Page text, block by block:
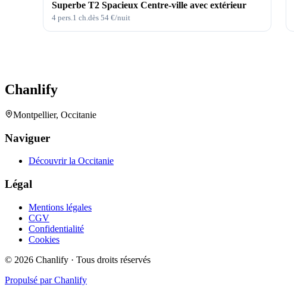
Superbe T2 Spacieux Centre-ville avec extérieur
4 pers.1 ch.dès 54 €/nuit
Chanlify
Montpellier, Occitanie
Naviguer
Découvrir la Occitanie
Légal
Mentions légales
CGV
Confidentialité
Cookies
© 2026 Chanlify · Tous droits réservés
Propulsé par Chanlify